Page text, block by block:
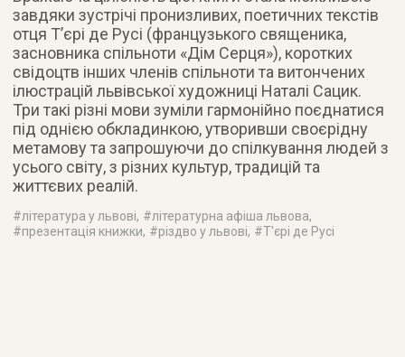
завдяки зустрічі пронизливих, поетичних текстів
отця Т’єрі де Русі (французького священика,
засновника спільноти «Дім Серця»), коротких
свідоцтв інших членів спільноти та витончених
ілюстрацій львівської художниці Наталі Сацик.
Три такі різні мови зуміли гармонійно поєднатися
під однією обкладинкою, утворивши своєрідну
метамову та запрошуючи до спілкування людей з
усього світу, з різних культур, традицій та
життєвих реалій.
#література у львові, #літературна афіша львова,
#презентація книжки, #різдво у львові, #Т'єрі де Русі